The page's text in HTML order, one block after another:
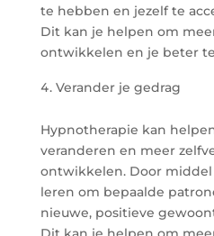
te hebben en jezelf te
Dit kan je helpen om
ontwikkelen en je beter
Verander je gedrag
Hypnotherapie kan
veranderen en meer
ontwikkelen. Door
leren om bepaalde
nieuwe, positieve